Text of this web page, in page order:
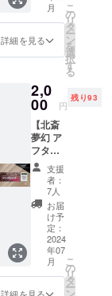
す ★ク
ラウド
ファン
の非売
品ポス
トカー
ドは当
日劇場
でお渡
ししま
のリ
ターン
は7月18
日午前9
時に受
付を終
了いた
をお書
きくだ
さい。
当団よ
り役者
を選ば
せてい
ただき
ます。
◆サイ
ズ◆
100mm
×148m
ラウド
ファン
ディン
グ特典
として
ング限
定品
【開運
★龍神
ポスト
ド】 舞
台背景
画を描
いてく
れた“空
間ペイ
ン
ター
芳賀健
太”から
龍神ポ
スト
カード3
点セッ
ト！ A
セット
or B
月
詳細を見る
こ
の
リ
タ
ー
ン
を
選
択
す
る
2,0
00 円
残り93
【北斎
夢幻 ア
フター
イベン
ト チ
ケッ
ト】 お
客様と
共に過
ごす感
謝イベ
ントチ
ケット
です☆
支援
者：
7人
お届
け予
定：
2024
年07
月
詳細を見る
こ
の
リ
タ
ー